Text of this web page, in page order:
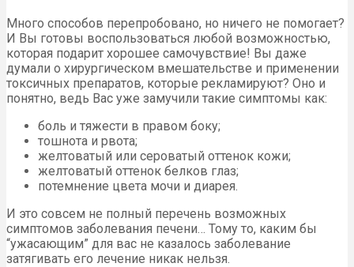
Много способов перепробовано, но ничего не помогает?
И Вы готовы воспользоваться любой возможностью,
которая подарит хорошее самочувствие! Вы даже
думали о хирургическом вмешательстве и применении
токсичных препаратов, которые рекламируют? Оно и
понятно, ведь Вас уже замучили такие симптомы как:
боль и тяжести в правом боку;
тошнота и рвота;
желтоватый или сероватый оттенок кожи;
желтоватый оттенок белков глаз;
потемнение цвета мочи и диарея.
И это совсем не полный перечень возможных
симптомов заболевания печени… Тому то, каким бы
“ужасающим” для вас не казалось заболевание
затягивать его лечение никак нельзя.